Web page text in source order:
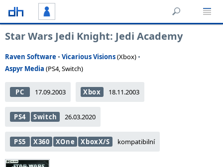
Star Wars Jedi Knight: Jedi Academy
Raven Software • Vicarious Visions(Xbox) •
Aspyr Media (PS4, Switch)
PC 17.09.2003 Xbox 18.11.2003
PS4 Switch 26.03.2020
PS5 X360 XOne XboxX/S kompatibilní